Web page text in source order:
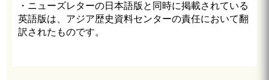
・ニューズレターの日本語版と同時に掲載されている
英語版は、アジア歴史資料センターの責任において翻
訳されたものです。